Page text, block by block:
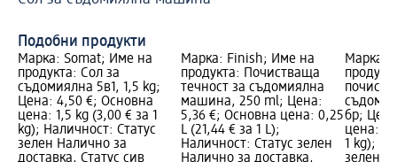
Подобни продукти
Марка: Somat; Име на
продукта: Сол за
съдомиялна 5в1, 1,5 kg;
Цена: 4,50 €; Основна
цена: 1,5 kg (3,00 € за 1
kg); Наличност: Статус
зелен Налично за
доставка, Статус сив
Марка: Finish; Име на
продукта: Почистваща
течност за съдомиялна
машина, 250 ml; Цена:
5,36 €; Основна цена: 0,25
L (21,44 € за 1 L);
Наличност: Статус зелен
Налично за доставка,
Марка:
бр;
цена:
1 kg);
зелен